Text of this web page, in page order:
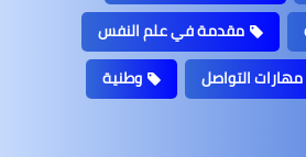
مقدمة في علم النفس
مهارات التواصل وطنية